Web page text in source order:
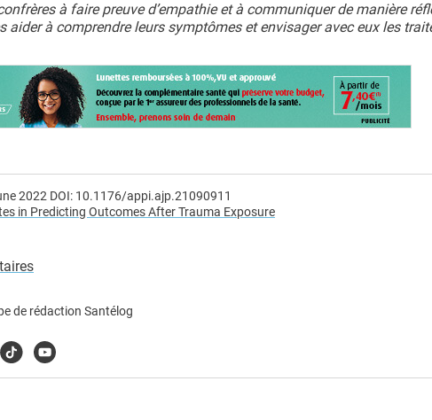
à faire preuve d’empathie et à communiquer de manière
à comprendre leurs symptômes et envisager avec eux les
2022 DOI: 10.1176/appi.ajp.21090911
in Predicting Outcomes After Trauma Exposure
de rédaction Santélog
TiktokYoutube